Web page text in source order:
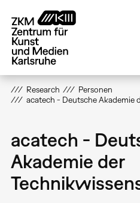
zum
Inhalt
Research
Personen
acatech - Deutsche Akademie
acatech -
Akademie der